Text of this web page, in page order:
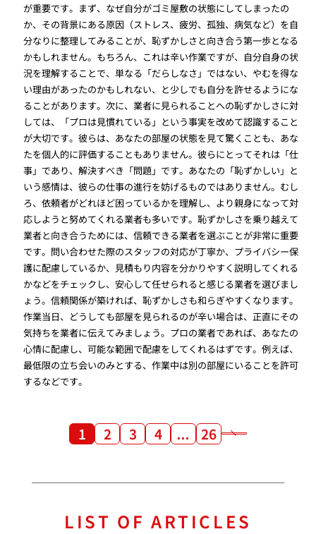
が重要です。まず、なぜ自分がゴミ屋敷の状態にしてしまったの
か、その背景にある原因（ストレス、疲労、孤独、病気など）を自
分なりに整理してみることが、恥ずかしさと向き合う第一歩となる
かもしれません。もちろん、これは辛い作業ですが、自分自身の状
況を理解することで、単なる「だらしなさ」ではない、やむを得な
い理由があったのかもしれない、と少しでも自分を許せるようにな
ることがあります。次に、業者に見られることへの恥ずかしさに対
しては、「プロは見慣れている」という事実を改めて認識すること
が大切です。彼らは、あなたの部屋の状態を見て驚くことも、あな
たを個人的に評価することもありません。彼らにとってそれは「仕
事」であり、解決すべき「問題」です。あなたの「恥ずかしい」と
いう感情は、彼らの仕事の進行を妨げるものではありません。むし
ろ、依頼者がどれほど困っているかを理解し、より親身になって対
応しようと努めてくれる業者も多いです。恥ずかしさを乗り越えて
業者と向き合うためには、信頼できる業者を選ぶことが非常に重要
です。問い合わせた際のスタッフの対応が丁寧か、プライバシー保
護に配慮しているか、見積もり内容を分かりやすく説明してくれる
かなどをチェックし、安心して任せられると感じる業者を選びまし
ょう。信頼関係が築ければ、恥ずかしさも和らぎやすくなります。
作業当日、どうしても部屋を見られるのが辛い場合は、正直にその
気持ちを業者に伝えてみましょう。プロの業者であれば、あなたの
心情に配慮し、可能な範囲で配慮をしてくれるはずです。例えば、
最低限の立ち会いのみとする、作業中は別の部屋にいることを許可
するなどです。
1 2 3 4 … 26
LIST OF ARTICLES